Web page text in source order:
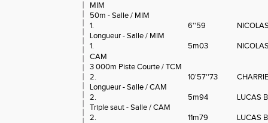
MIM
50m - Salle / MIM
1.
6''59
Longueur - Salle / MIM
1.
5m03
CAM
3 000m Piste Courte / TCM
2.
10'57''73
Longueur - Salle / CAM
2.
5m94
LUCAS
Triple saut - Salle / CAM
2.
11m79
LUCAS